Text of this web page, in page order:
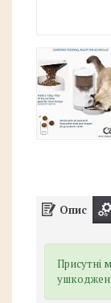
Опис
Присутні